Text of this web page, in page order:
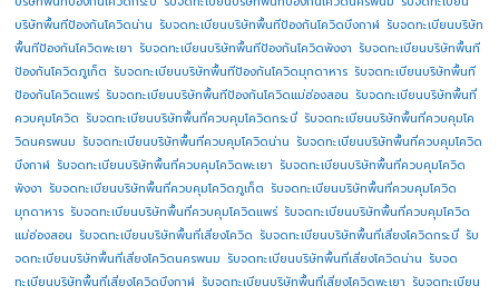
บริษัทพื้นทีป้องกันโควิดน่าน รับจดทะเบียนบริษัทพื้นทีป้องกันโควิดบึงกาฬ รับจดทะเบียนบริษัท
พื้นทีป้องกันโควิดพะเยา รับจดทะเบียนบริษัทพื้นทีป้องกันโควิดพังงา รับจดทะเบียนบริษัทพื้นที
ป้องกันโควิดภูเก็ต รับจดทะเบียนบริษัทพื้นทีป้องกันโควิดมุกดาหาร รับจดทะเบียนบริษัทพื้นที
ป้องกันโควิดแพร่ รับจดทะเบียนบริษัทพื้นทีป้องกันโควิดแม่ฮ่องสอน รับจดทะเบียนบริษัทพื้นที่
ควบคุมโควิด รับจดทะเบียนบริษัทพื้นที่ควบคุมโควิดกระบี่ รับจดทะเบียนบริษัทพื้นที่ควบคุมโค
วิดนครพนม รับจดทะเบียนบริษัทพื้นที่ควบคุมโควิดน่าน รับจดทะเบียนบริษัทพื้นที่ควบคุมโควิด
บึงกาฬ รับจดทะเบียนบริษัทพื้นที่ควบคุมโควิดพะเยา รับจดทะเบียนบริษัทพื้นที่ควบคุมโควิด
พังงา รับจดทะเบียนบริษัทพื้นที่ควบคุมโควิดภูเก็ต รับจดทะเบียนบริษัทพื้นที่ควบคุมโควิด
มุกดาหาร รับจดทะเบียนบริษัทพื้นที่ควบคุมโควิดแพร่ รับจดทะเบียนบริษัทพื้นที่ควบคุมโควิด
แม่ฮ่องสอน รับจดทะเบียนบริษัทพื้นที่เสี่ยงโควิด รับจดทะเบียนบริษัทพื้นที่เสี่ยงโควิดกระบี่ รับ
จดทะเบียนบริษัทพื้นที่เสี่ยงโควิดนครพนม รับจดทะเบียนบริษัทพื้นที่เสี่ยงโควิดน่าน รับจด
ทะเบียนบริษัทพื้นที่เสี่ยงโควิดบึงกาฬ รับจดทะเบียนบริษัทพื้นที่เสี่ยงโควิดพะเยา รับจดทะเบียน